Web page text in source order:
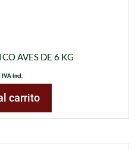
AVES DE 6 KG
IVA incl.
carrito